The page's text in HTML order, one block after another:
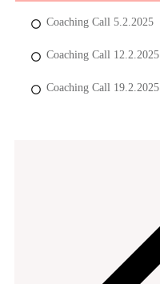
Coaching Call 5.2.2025
Coaching Call 12.2.2025
Coaching Call 19.2.2025